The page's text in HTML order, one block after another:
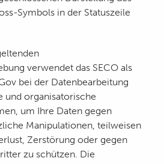
Symbols in der Statuszeile
verwendet das SECO als
bei der Datenbearbeitung
und organisatorische
um Ihre Daten gegen
Manipulationen, teilweisen
Zerstörung oder gegen
zu schützen. Die